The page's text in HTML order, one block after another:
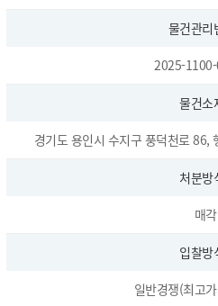
물건관리
2025-
물건소
경기도 용인시 수지구 풍덕천로 86,
처분방
매각
입찰방
일반경쟁(최고